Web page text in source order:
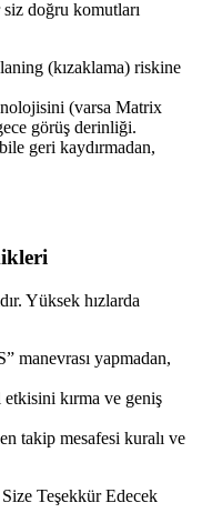
doğru komutları
(kızaklama) riskine
(varsa Matrix
görüş derinliği.
geri kaydırmadan,
Yüksek hızlarda
manevrası yapmadan,
kırma ve geniş
takip mesafesi kuralı ve
Teşekkür Edecek